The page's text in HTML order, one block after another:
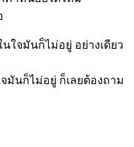
นใจมันก็ไม่อยู่ อย่างเดียว
จมันก็ไม่อยู่ ก็เลยต้องถาม